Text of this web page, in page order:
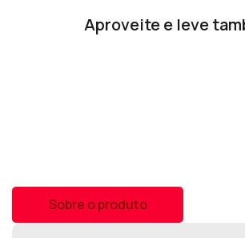
Aproveite e leve
Sobre o produto